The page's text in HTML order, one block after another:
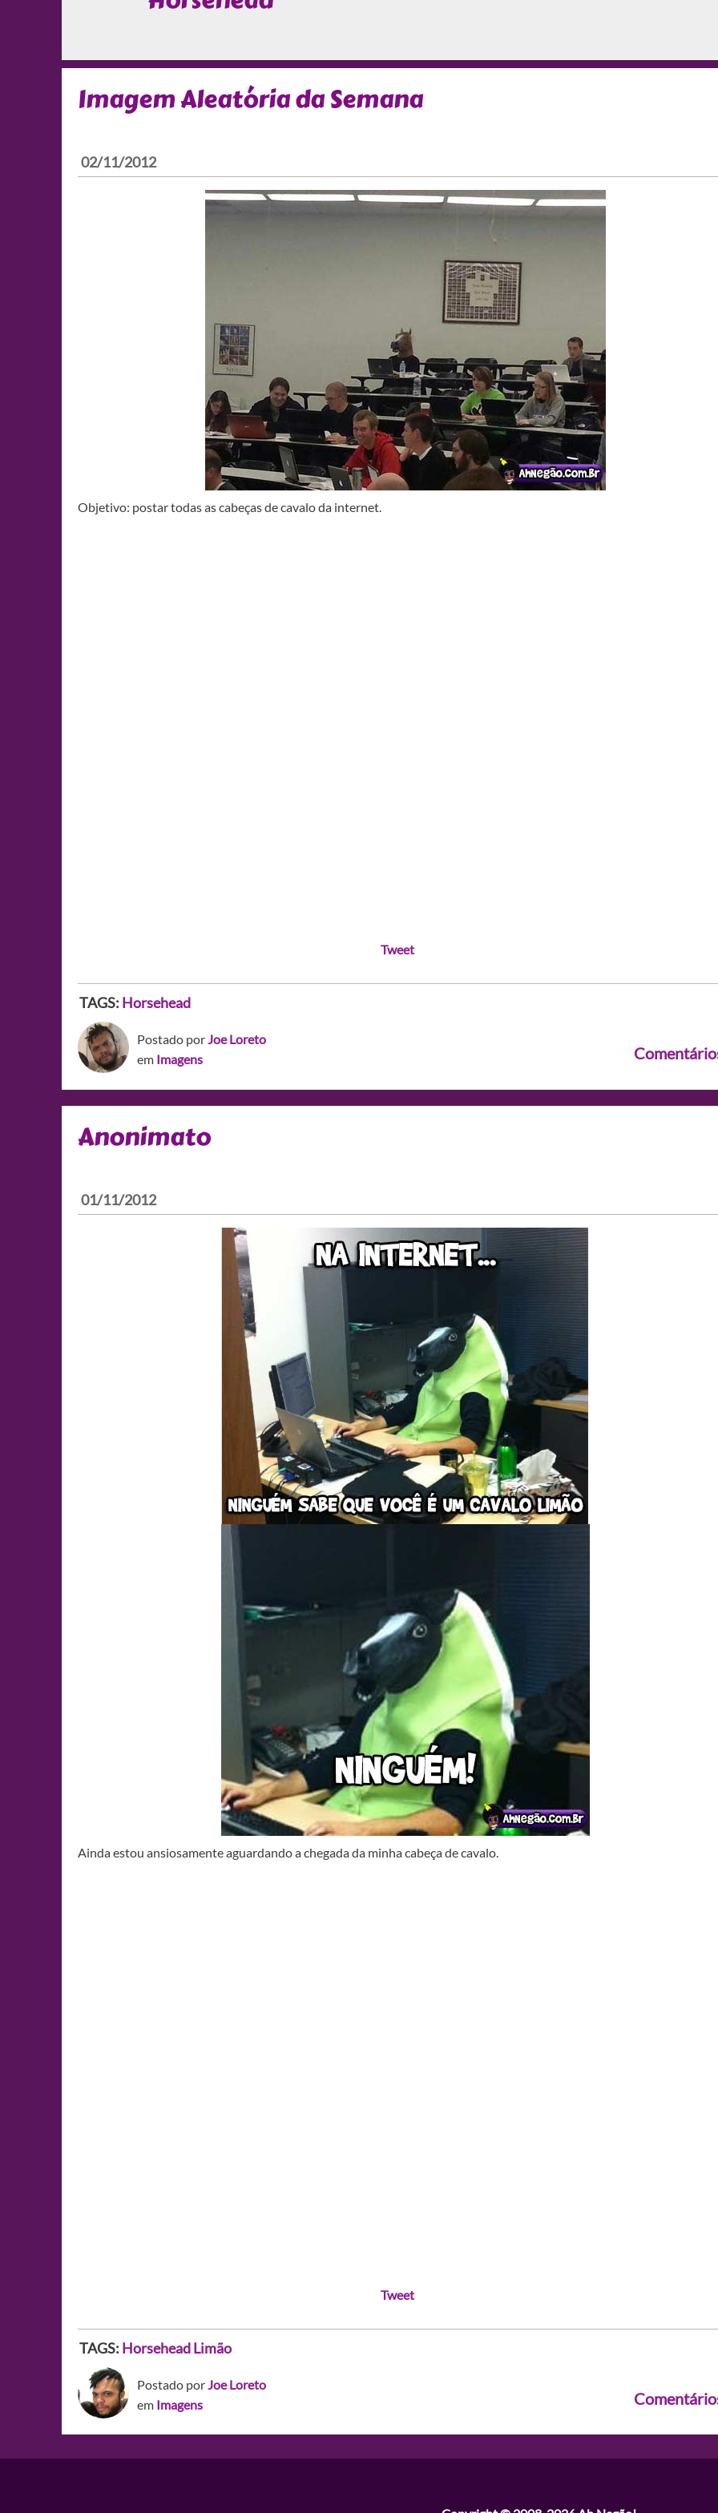
Imagem Aleatória da Semana
02/11/2012
Objetivo: postar todas as cabeças de cavalo da internet.
Tweet
TAGS: Horsehead
Postado porJoe Loreto
em Imagens
Anonimato
01/11/2012
Ainda estou ansiosamente aguardando a chegada da minha cabeça de cavalo.
Tweet
TAGS: HorseheadLimão
Postado porJoe Loreto
em Imagens